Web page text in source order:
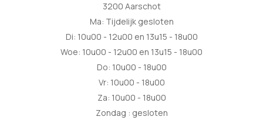
3200 Aarschot
Ma: Tijdelijk gesloten
Di: 10u00 - 12u00 en 13u15 - 18u00
Woe: 10u00 - 12u00 en 13u15 - 18u00
Do: 10u00 - 18u00
Vr: 10u00 - 18u00
Za: 10u00 - 18u00
Zondag : gesloten